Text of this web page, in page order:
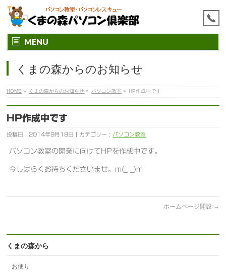
MENU
くまの森からのお知らせ
HOME » くまの森からのお知らせ » パソコン教室 » HP作成中です
HP作成中です
投稿日 : 2014年9月18日 | カテゴリー : パソコン教室
パソコン教室の開業に向けてHPを作成中です。
今しばらくお待ちくださいませ。m(_ _)m
ホームページ開設 →
くまの森から
お便り